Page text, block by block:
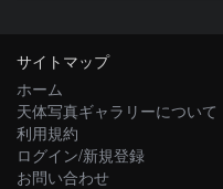
サイトマップ
ホーム
天体写真ギャラリーについて
利用規約
ログイン/新規登録
お問い合わせ